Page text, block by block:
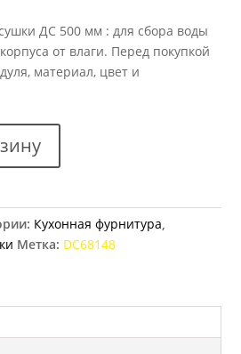
ДС 500 мм : для сбора воды
от влаги. Перед покупкой
материал, цвет и
Кухонная фурнитура,
Метка: DC68148